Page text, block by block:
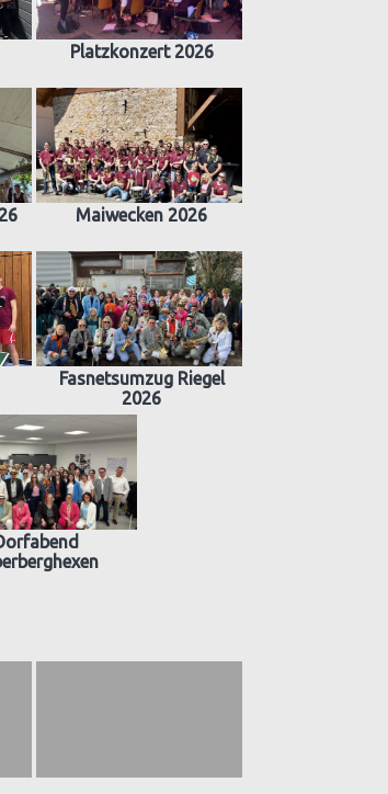
Platzkonzert 2026
Maiwecken 2026
Fasnetsumzug Riegel
2026